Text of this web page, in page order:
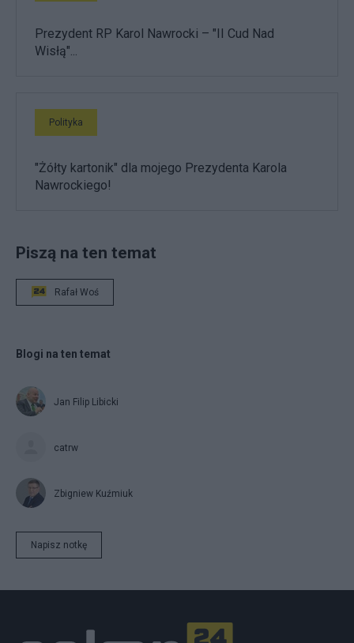
Prezydent RP Karol Nawrocki – "II Cud Nad
Wisłą"...
Polityka
"Żółty kartonik" dla mojego Prezydenta Karola
Nawrockiego!
Piszą na ten temat
Rafał Woś
Blogi na ten temat
Jan Filip Libicki
catrw
Zbigniew Kuźmiuk
Napisz notkę